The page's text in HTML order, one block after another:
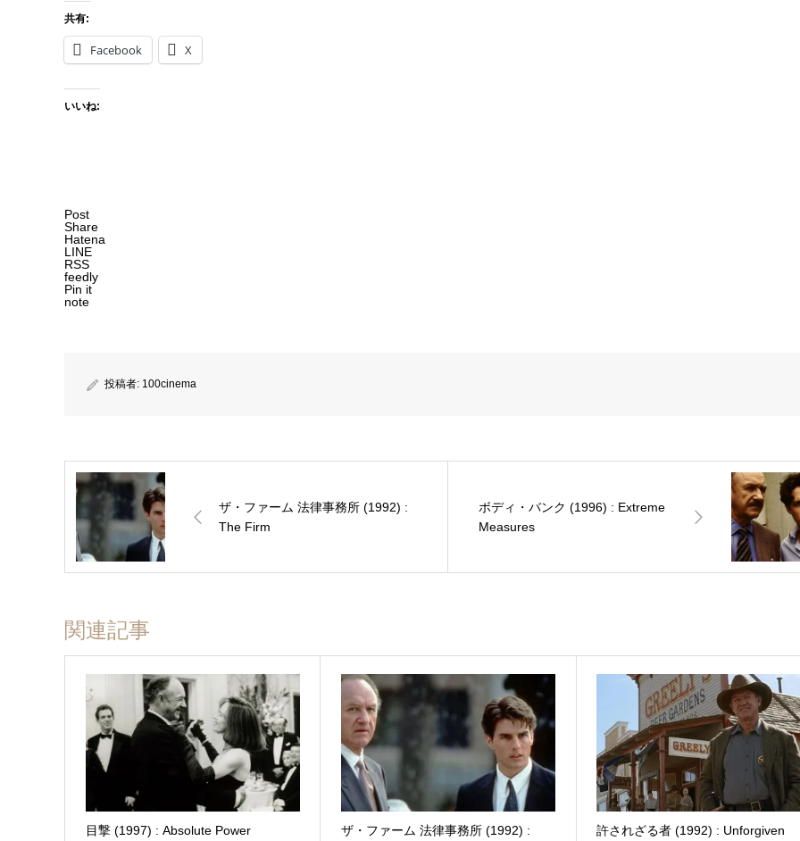
共有:
Facebook X
いいね:
Post
Share
Hatena
LINE
RSS
feedly
Pin it
note
投稿者: 100cinema
ザ・ファーム 法律事務所 (1992) :
The Firm
ボディ・バンク (1996) : Extreme
Measures
関連記事
目撃 (1997) : Absolute Power ザ・ファーム 法律事務所 (1992) : 許されざる者 (1992) : Unforgiven